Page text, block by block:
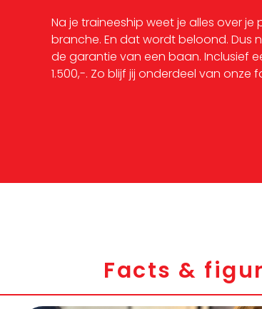
Na je traineeship weet je alles over je
branche. En dat wordt beloond. Dus
de garantie van een baan. Inclusief
1.500,-. Zo blijf jij onderdeel van onze
Facts &